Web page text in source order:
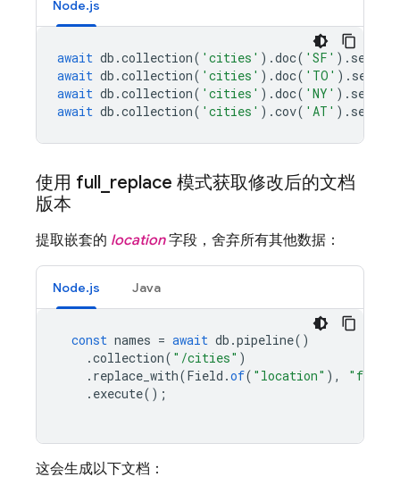
Node.js
await db .collection( 'cities' ).doc( 'SF' ). set
await db .collection( 'cities' ).doc( 'TO' ). set
await db .collection( 'cities' ).doc( 'NY' ). set
await db .collection( 'cities' ).cov( 'AT' ). set
使用 full replace 模式获取修改后的文档
版本
提取嵌套的 location字段，舍弃所有其他数据：
Node.js Java
const names = await db .pipeline()
.collection( "/cities" )
. replace_with(Field .of( "location" ),
. execute();
这会生成以下文档：